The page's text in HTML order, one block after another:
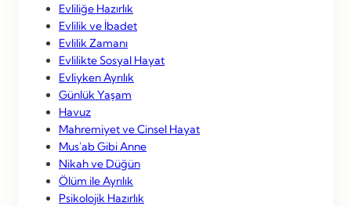
Evliliğe Hazırlık
Evlilik ve İbadet
Evlilik Zamanı
Evlilikte Sosyal Hayat
Evliyken Ayrılık
Günlük Yaşam
Havuz
Mahremiyet ve Cinsel Hayat
Mus'ab Gibi Anne
Nikah ve Düğün
Ölüm ile Ayrılık
Psikolojik Hazırlık